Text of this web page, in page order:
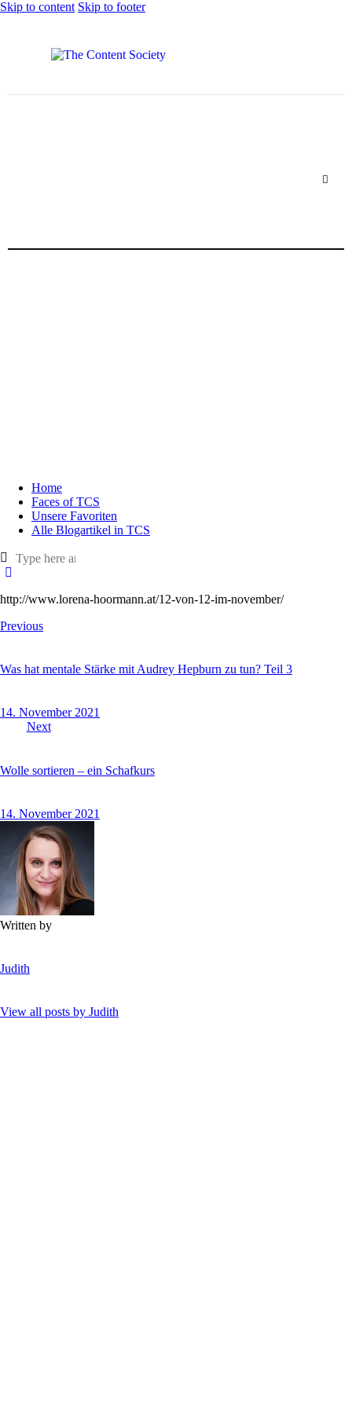
Skip to content Skip to footer
Home
Faces of TCS
Unsere Favoriten
Alle Blogartikel in TCS
http://www.lorena-hoormann.at/12-von-12-im-november/
Previous
Was hat mentale Stärke mit Audrey Hepburn zu tun? Teil 3
14. November 2021
Next
Wolle sortieren – ein Schafkurs
14. November 2021
Written by
Judith
View all posts by Judith